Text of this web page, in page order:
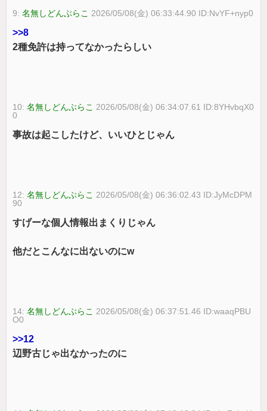
9:名無しどんぶらこ 2026/05/08(金) 06:33:44.90 ID:NvYF+nyp0
>>8
2種免許は持ってなかったらしい
10:名無しどんぶらこ 2026/05/08(金) 06:34:07.61 ID:8YHvbqX0
0
事故は起こしたけど、いいひとじゃん
12:名無しどんぶらこ 2026/05/08(金) 06:36:02.43 ID:JyMcDPM
90
すげーな個人情報出まくりじゃん
他だとこんなに出ないのにw
14:名無しどんぶらこ 2026/05/08(金) 06:37:51.46 ID:waaqPBU
O0
>>12
辺野古じゃ出なかったのに